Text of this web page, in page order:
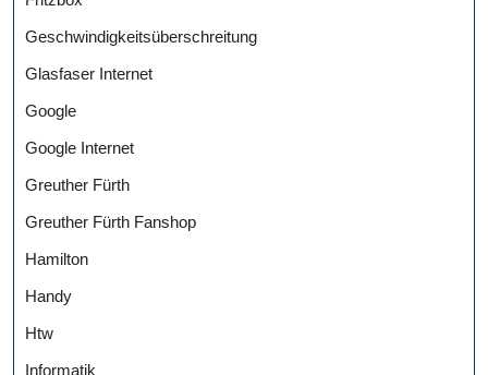
Geschwindigkeitsüberschreitung
Glasfaser Internet
Google
Google Internet
Greuther Fürth
Greuther Fürth Fanshop
Hamilton
Handy
Htw
Informatik